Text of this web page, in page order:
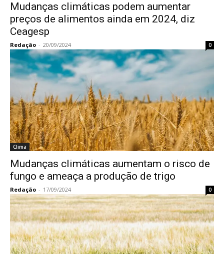
Mudanças climáticas podem aumentar
preços de alimentos ainda em 2024, diz
Ceagesp
Redação - 20/09/2024 0
Clima
Mudanças climáticas aumentam o risco de
fungo e ameaça a produção de trigo
Redação - 17/09/2024 0